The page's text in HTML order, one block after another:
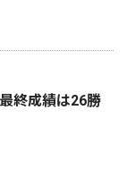
終成績は26勝